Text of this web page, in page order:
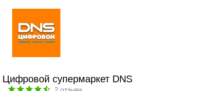
Цифровой супермаркет DNS